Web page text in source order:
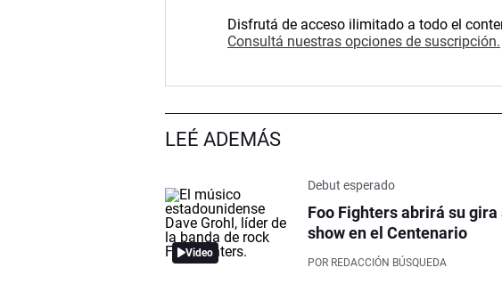
Disfrutá de acceso ilimitado a todo el
Consultá nuestras opciones de suscripción.
LEÉ ADEMÁS
Video
Debut esperado
Foo Fighters abrirá su
show en el Centenario
POR REDACCIÓN BÚSQUEDA